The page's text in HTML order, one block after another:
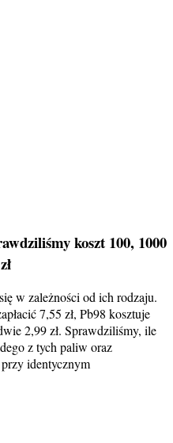
koszt 100, 1000
w zależności od ich rodzaju.
7,55 zł, Pb98 kosztuje
2,99 zł. Sprawdziliśmy, ile
z tych paliw oraz
identycznym